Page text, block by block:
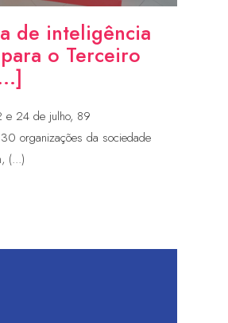
de inteligência
o Terceiro
e 24 de julho, 89
organizações da sociedade
(...)